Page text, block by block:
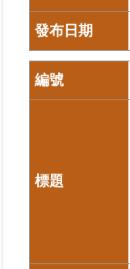
私
權
資
訊
聯